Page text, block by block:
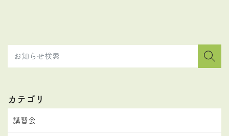
カテゴリ
講習会